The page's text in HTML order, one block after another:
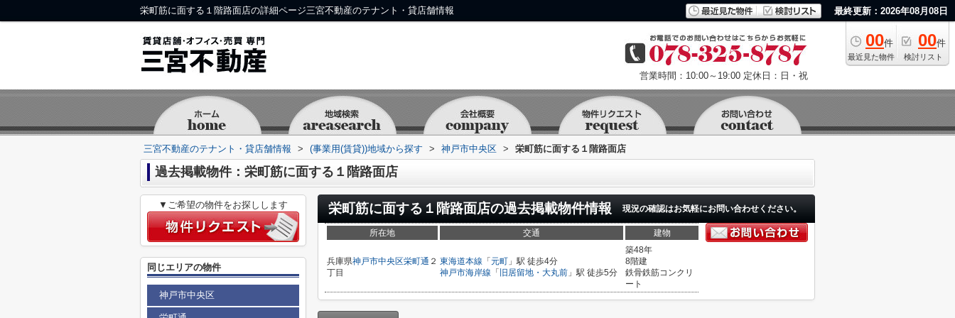
栄町筋に面する１階路面店の詳細ページ三宮不動産のテナント・貸店舗情報 最終更新：2026年08月08日
00件
最近見た物件
00件
検討リスト
営業時間：10:00～19:00 定休日：日・祝
三宮不動産のテナント・貸店舗情報 > (事業用(賃貸))地域から探す > 神戸市中央区 > 栄町筋に面する１階路面店
過去掲載物件：栄町筋に面する１階路面店
栄町筋に面する１階路面店の過去掲載物件情報 現況の確認はお気軽にお問い合わせください。
所在地 交通 建物
兵庫県神戸市中央区栄町通 ２
丁目
東海道本線 「 元町 」駅 徒歩4分
神戸市海岸線 「 旧居留地・大丸前 」駅 徒歩5分
築48年
8階建
鉄骨鉄筋コンクリ
ート
▼ご希望の物件をお探しします
同じエリアの物件
神戸市中央区